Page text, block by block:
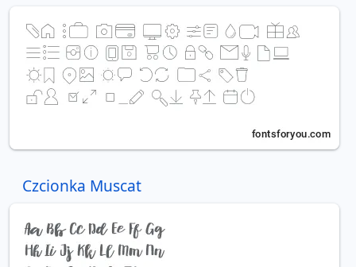
Czcionka Muscat